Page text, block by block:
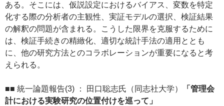
ある。そこには、仮説設定におけるバイアス、変数を特定
化する際の分析者の主観性、実証モデルの選択、検証結果
の解釈の問題が含まれる。こうした限界を克服するために
は、検証手続きの精緻化、適切な統計手法の適用ととも
に、他の研究方法とのコラボレーションが重要になると考
えられる。
■■ 統一論題報告(3) ： 田口聡志氏（同志社大学）
「管理会
計における実験研究の位置付けを巡って」